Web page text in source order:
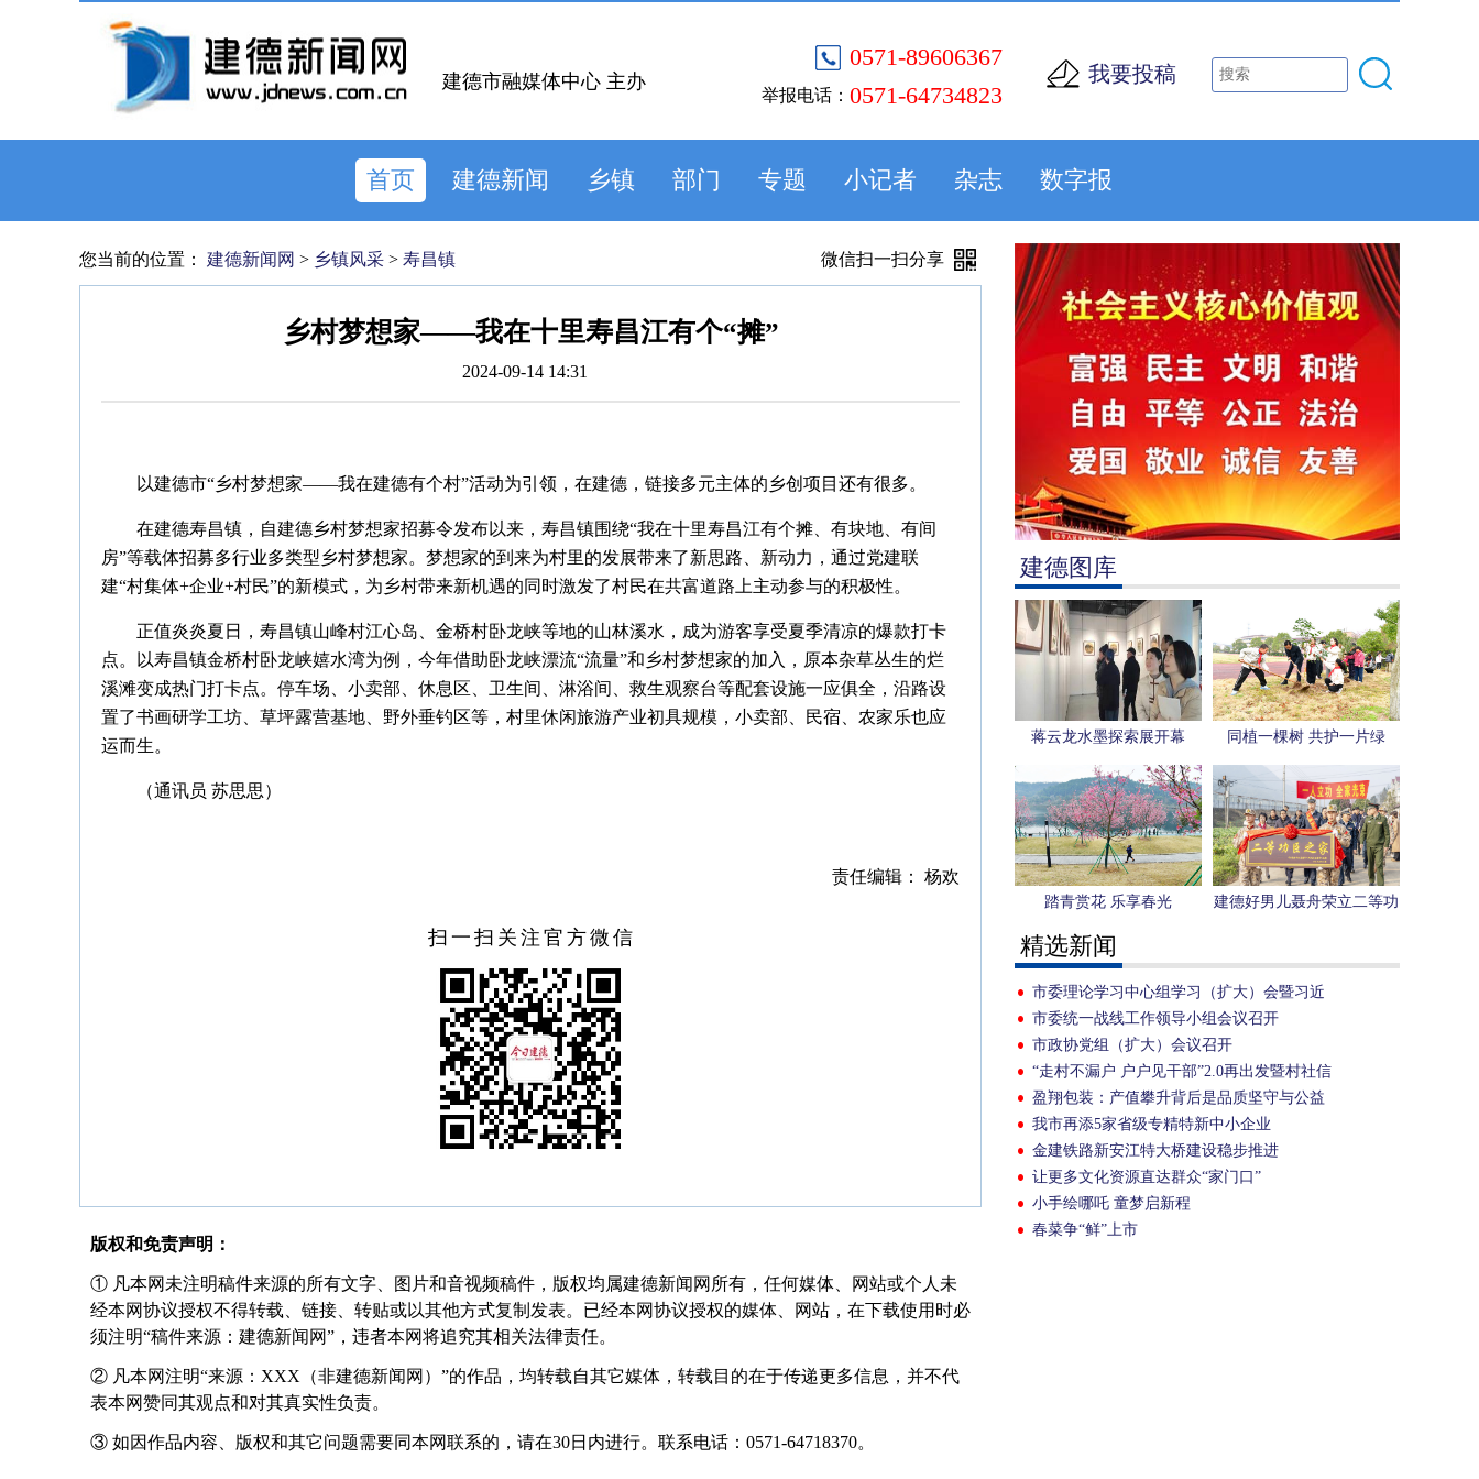
0571-89606367
举报电话： 0571-64734823
我要投稿
建德市融媒体中心 主办
首页 建德新闻 乡镇 部门 专题 小记者 杂志 数字报
建德图库
蒋云龙水墨探索展开幕 同植一棵树 共护一片绿
踏青赏花 乐享春光 建德好男儿聂舟荣立二等功
精选新闻
市委理论学习中心组学习（扩大）会暨习近
平生态文明思想专题学习会召开
市委统一战线工作领导小组会议召开
市政协党组（扩大）会议召开
“走村不漏户 户户见干部”2.0再出发暨村社信
访矛盾化解“百日攻坚行动”启动
盈翔包装：产值攀升背后是品质坚守与公益
担当
我市再添5家省级专精特新中小企业
金建铁路新安江特大桥建设稳步推进
让更多文化资源直达群众“家门口”
小手绘哪吒 童梦启新程
春菜争“鲜”上市
您当前的位置： 建德新闻网 > 乡镇风采 > 寿昌镇 微信扫一扫分享
乡村梦想家——我在十里寿昌江有个“摊”
2024-09-14 14:31
以建德市“乡村梦想家——我在建德有个村”活动为引领，在建德，链接多元主体的乡创项目还有很多。
在建德寿昌镇，自建德乡村梦想家招募令发布以来，寿昌镇围绕“我在十里寿昌江有个摊、有块地、有间
房”等载体招募多行业多类型乡村梦想家。梦想家的到来为村里的发展带来了新思路、新动力，通过党建联
建“村集体+企业+村民”的新模式，为乡村带来新机遇的同时激发了村民在共富道路上主动参与的积极性。
正值炎炎夏日，寿昌镇山峰村江心岛、金桥村卧龙峡等地的山林溪水，成为游客享受夏季清凉的爆款打卡
点。以寿昌镇金桥村卧龙峡嬉水湾为例，今年借助卧龙峡漂流“流量”和乡村梦想家的加入，原本杂草丛生的烂
溪滩变成热门打卡点。停车场、小卖部、休息区、卫生间、淋浴间、救生观察台等配套设施一应俱全，沿路设
置了书画研学工坊、草坪露营基地、野外垂钓区等，村里休闲旅游产业初具规模，小卖部、民宿、农家乐也应
运而生。
（通讯员 苏思思）
责任编辑： 杨欢
扫一扫关注官方微信
版权和免责声明：
① 凡本网未注明稿件来源的所有文字、图片和音视频稿件，版权均属建德新闻网所有，任何媒体、网站或个人未
经本网协议授权不得转载、链接、转贴或以其他方式复制发表。已经本网协议授权的媒体、网站，在下载使用时必
须注明“稿件来源：建德新闻网”，违者本网将追究其相关法律责任。
② 凡本网注明“来源：XXX（非建德新闻网）”的作品，均转载自其它媒体，转载目的在于传递更多信息，并不代
表本网赞同其观点和对其真实性负责。
③ 如因作品内容、版权和其它问题需要同本网联系的，请在30日内进行。联系电话：0571-64718370。